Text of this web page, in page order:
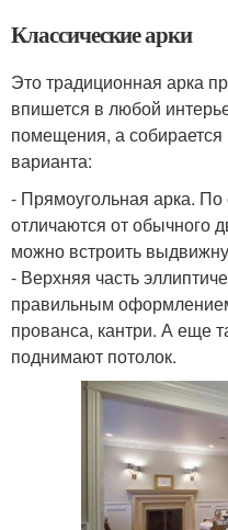
Классические арки
Это традиционная арка
впишется в любой
помещения, а
варианта:
- Прямоугольная арка. По
отличаются от обычного
можно встроить
- Верхняя часть
правильным
прованса, кантри. А еще
поднимают потолок.